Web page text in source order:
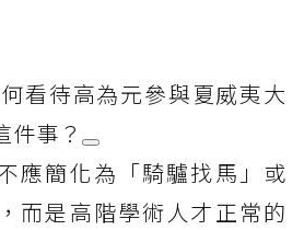
看待高為元參與夏威夷大
件事？
應簡化為「騎驢找馬」或
而是高階學術人才正常的